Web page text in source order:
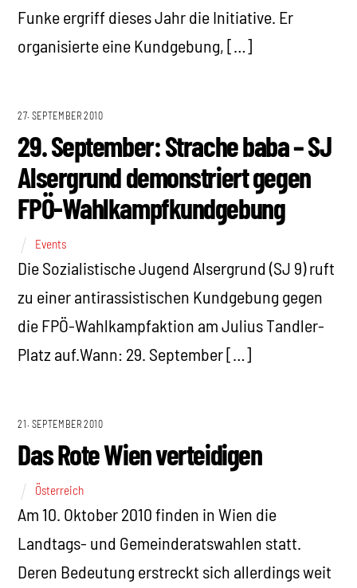
Funke ergriff dieses Jahr die Initiative. Er
organisierte eine Kundgebung, […]
27. SEPTEMBER 2010
29. September: Strache baba – SJ
Alsergrund demonstriert gegen
FPÖ-Wahlkampfkundgebung
Events
Die Sozialistische Jugend Alsergrund (SJ 9) ruft
zu einer antirassistischen Kundgebung gegen
die FPÖ-Wahlkampfaktion am Julius Tandler-
Platz auf.Wann: 29. September […]
21. SEPTEMBER 2010
Das Rote Wien verteidigen
Österreich
Am 10. Oktober 2010 finden in Wien die
Landtags- und Gemeinderatswahlen statt.
Deren Bedeutung erstreckt sich allerdings weit